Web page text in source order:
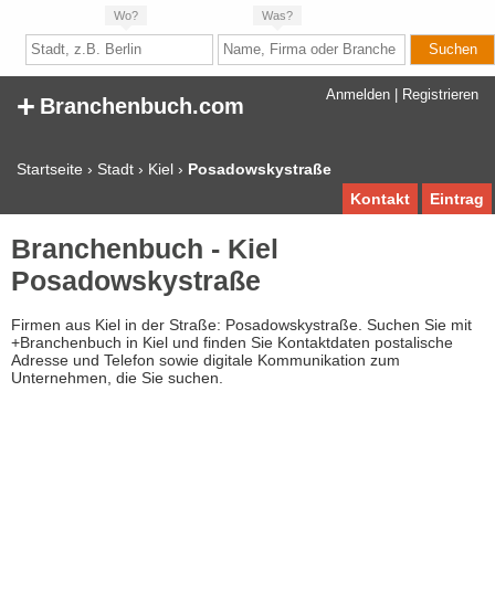
Wo? Was?
Anmelden Registrieren
+ Branchenbuch.com
Startseite › Stadt › Kiel › Posadowskystraße
Eintrag
Kontakt
Branchenbuch - Kiel
Posadowskystraße
Firmen aus Kiel in der Straße: Posadowskystraße. Suchen Sie mit
+Branchenbuch in Kiel und finden Sie Kontaktdaten postalische
Adresse und Telefon sowie digitale Kommunikation zum
Unternehmen, die Sie suchen.